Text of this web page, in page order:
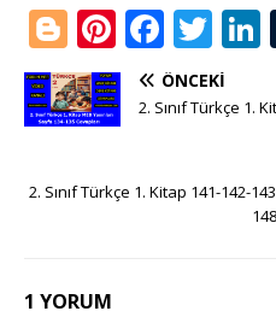
Bl
o
g
g
e
Pi
n
te
r
e
F
a
c
b
T
w
it
r
ÖNCEKI
2. Sınıf Türkçe 1.
2. Sınıf Türkçe 1. Kitap 141-142-
1 YORUM